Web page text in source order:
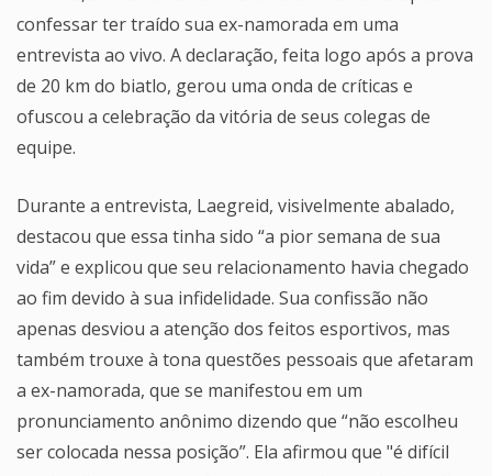
confessar ter traído sua ex-namorada em uma
entrevista ao vivo. A declaração, feita logo após a prova
de 20 km do biatlo, gerou uma onda de críticas e
ofuscou a celebração da vitória de seus colegas de
equipe.
Durante a entrevista, Laegreid, visivelmente abalado,
destacou que essa tinha sido “a pior semana de sua
vida” e explicou que seu relacionamento havia chegado
ao fim devido à sua infidelidade. Sua confissão não
apenas desviou a atenção dos feitos esportivos, mas
também trouxe à tona questões pessoais que afetaram
a ex-namorada, que se manifestou em um
pronunciamento anônimo dizendo que “não escolheu
ser colocada nessa posição”. Ela afirmou que "é difícil